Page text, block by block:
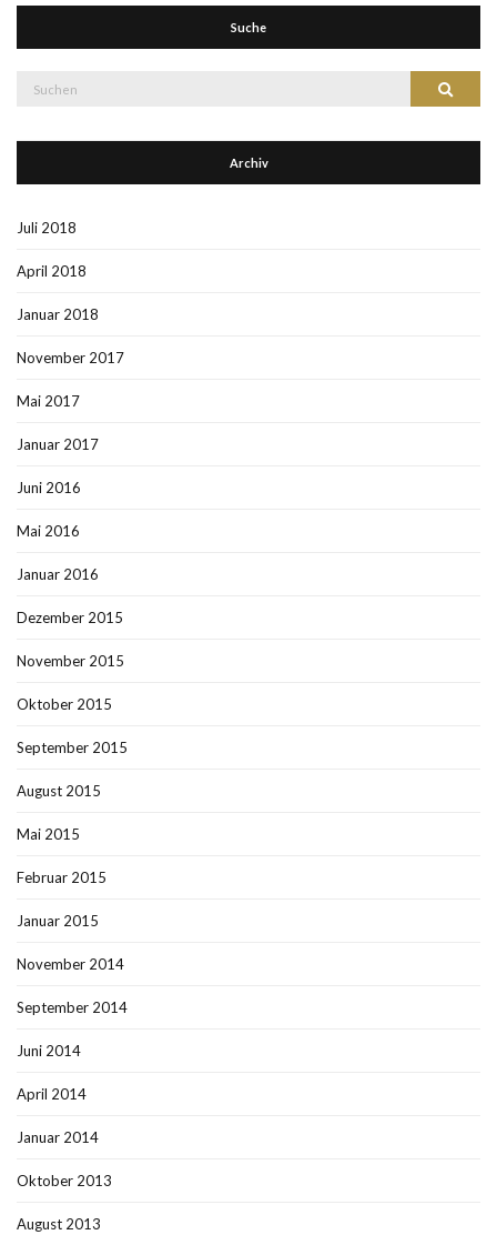
Suche
Suchen
Archiv
Juli 2018
April 2018
Januar 2018
November 2017
Mai 2017
Januar 2017
Juni 2016
Mai 2016
Januar 2016
Dezember 2015
November 2015
Oktober 2015
September 2015
August 2015
Mai 2015
Februar 2015
Januar 2015
November 2014
September 2014
Juni 2014
April 2014
Januar 2014
Oktober 2013
August 2013